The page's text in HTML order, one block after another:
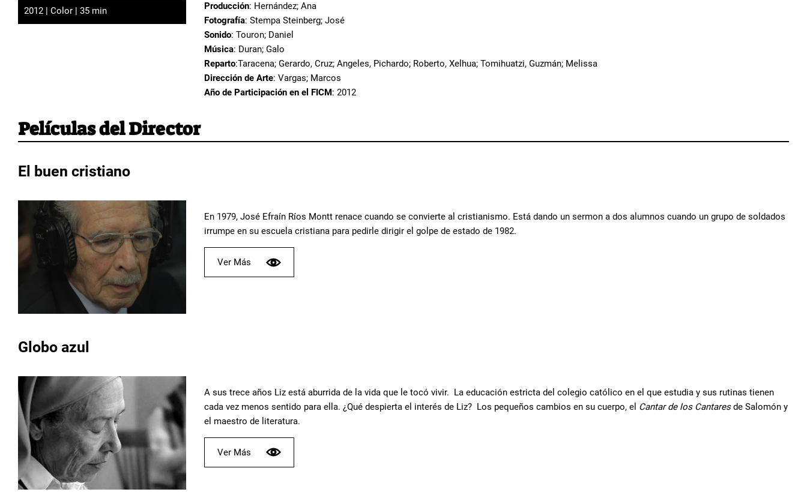
2012 | Color | 35 min
Producción: Hernández; Ana
Fotografía: Stempa Steinberg; José
Sonido: Touron; Daniel
Música: Duran; Galo
Reparto:Taracena; Gerardo, Cruz; Angeles, Pichardo; Roberto, Xelhua; Tomihuatzi, Guzmán; Melissa
Dirección de Arte: Vargas; Marcos
Año de Participación en el FICM: 2012
Películas del Director
El buen cristiano
En 1979, José Efraín Ríos Montt renace cuando se convierte al cristianismo. Está dando un sermon a dos alumnos cuando un grupo de soldados
irrumpe en su escuela cristiana para pedirle dirigir el golpe de estado de 1982.
Ver Más
Globo azul
A sus trece años Liz está aburrida de la vida que le tocó vivir. La educación estricta del colegio católico en el que estudia y sus rutinas tienen
cada vez menos sentido para ella. ¿Qué despierta el interés de Liz? Los pequeños cambios en su cuerpo, el Cantar de los Cantaresde Salomón y
el maestro de literatura.
Ver Más